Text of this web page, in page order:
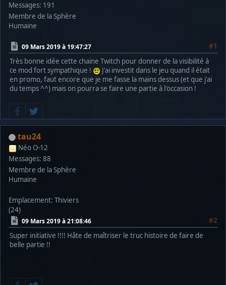
Messages: 191
Membre de la Sphère
Humaine
09 Mars 2019 à 19:47:27
#1
Très bonne idée cette chaine Twitch pour donner de la visibilité à
ce mod fort sympathique !
J'ai investit dans le jeu quand il était
en promo, faut encore que je me fasse la mains dessus (et que j'ai
du temps ^^) mais on pourra se faire une partie à l'occasion !
tau24
Néo O-12
Messages: 88
Membre de la Sphère
Humaine
Emplacement: Thiviers
(24)
09 Mars 2019 à 21:08:46
#2
Super initiative !!!! Hâte de maîtriser le truc histoire de faire de
belle partie !!